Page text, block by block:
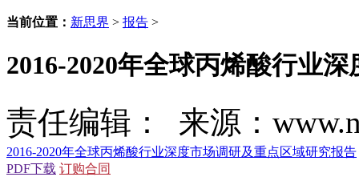
当前位置： 新思界 > 报告 >
2016-2020年全球丙烯酸行业
责任编辑： 来源：
2016-2020年全球丙烯酸行业深度市场调研及重点区域研究报告
PDF下载 订购合同